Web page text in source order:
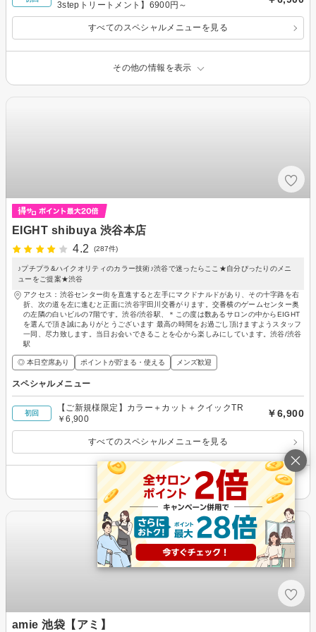
3stepトリートメント】6900円～
すべてのスペシャルメニューを見る
その他の情報を表示
EIGHT shibuya 渋谷本店
4.2
(287件)
♪プチプラ&ハイクオリティのカラー技術♪渋谷で迷ったらここ★自分ぴったりのメニ
ューをご提案★渋谷
アクセス：渋谷センター街を直進すると左手にマクドナルドがあり、その十字路を右
折、次の道を左に進むと正面に渋谷宇田川交番がります。交番横のゲームセンター奥
の左隣の白いビルの7階です。渋谷/渋谷駅、＊この度は数あるサロンの中からEIGHT
を選んで頂き誠にありがとうございます 最高の時間をお過ごし頂けますようスタッフ
一同、尽力致します。当日お会いできることを心から楽しみにしています。渋谷/渋谷
駅
◎ 本日空席あり ポイントが貯まる・使える メンズ歓迎
スペシャルメニュー
初回
【ご新規様限定】カラー＋カット＋クイックTR
￥6,900
￥6,900
すべてのスペシャルメニューを見る
その他の情報を表示
amie 池袋【アミ】